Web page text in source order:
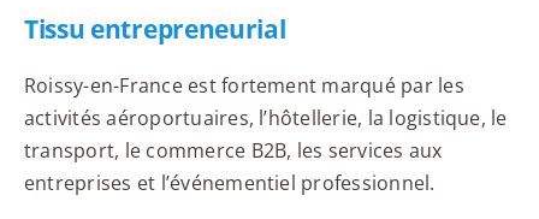
Tissu entrepreneurial
Roissy-en-France est fortement marqué par les
activités aéroportuaires, l’hôtellerie, la logistique, le
transport, le commerce B2B, les services aux
entreprises et l’événementiel professionnel.